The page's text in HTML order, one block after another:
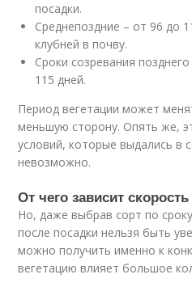
посадки.
Среднепоздние – от 96 до
клубней в почву.
Сроки созревания
115 дней.
Период вегетации может
меньшую сторону. Опять же,
условий, которые выдались в
невозможно.
От чего зависит
Но, даже выбрав сорт по
после посадки нельзя быть
можно получить именно к
вегетацию влияет большое